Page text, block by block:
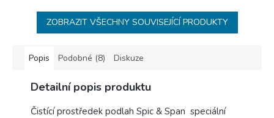
ZOBRAZIT VŠECHNY SOUVISEJÍCÍ PRODUKTY
Popis Podobné (8) Diskuze
Detailní popis produktu
Čistící prostředek podlah Spic & Span speciální